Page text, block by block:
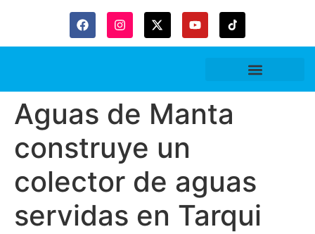
Aguas de Manta
construye un
colector de aguas
servidas en Tarqui